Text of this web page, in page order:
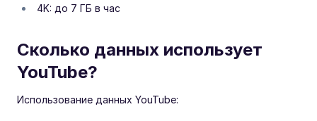
4K: до 7 ГБ в час
Сколько данных использует
YouTube?
Использование данных YouTube: